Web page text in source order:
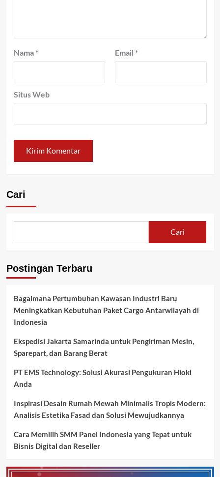
Nama * Email *
Situs Web
Cari
Cari
Postingan Terbaru
Bagaimana Pertumbuhan Kawasan Industri Baru
Meningkatkan Kebutuhan Paket Cargo Antarwilayah di
Indonesia
Ekspedisi Jakarta Samarinda untuk Pengiriman Mesin,
Sparepart, dan Barang Berat
PT EMS Technology: Solusi Akurasi Pengukuran Hioki
Anda
Inspirasi Desain Rumah Mewah Minimalis Tropis Modern:
Analisis Estetika Fasad dan Solusi Mewujudkannya
Cara Memilih SMM Panel Indonesia yang Tepat untuk
Bisnis Digital dan Reseller